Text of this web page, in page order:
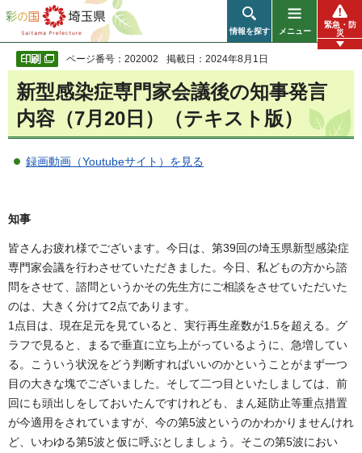
彩の国 埼玉県
情報を探す メニュー
緊急・防
災
ページ番号：202002 掲載日：2024年8月1日
新型感染症専門家会議後の知事発言
内容（7月20日）（テキスト版）
録画動画（Youtubeサイト）を見る
知事
皆さんお疲れ様でございます。今日は、第39回の埼玉県新型感染症
専門家会議を行わさせていただきました。今日、私どもの方から諮
問をさせて、諮問というかその先生方にご相談をさせていただいた
のは、大きく分けて2点であります。
1点目は、現在足元を見ていると、実行再生産数が1.5を超える。グ
ラフで見ると、まるで垂直に立ち上がっているように、急増してい
る。こういう状況をどう判断すればいいのかということがまず一つ
目の大きな塊でございました。そして二つ目といたしましては、前
回にも頭出しをしておいたんですけれども、まん延防止等重点措置
が今適用をされていますが、今の第5波というのかわかりませんけれ
ど、いわゆる第5波と仮に呼ぶとしましょう。そこの第5波におい